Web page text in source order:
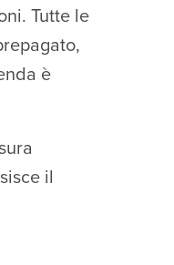
Tutte le
è
il